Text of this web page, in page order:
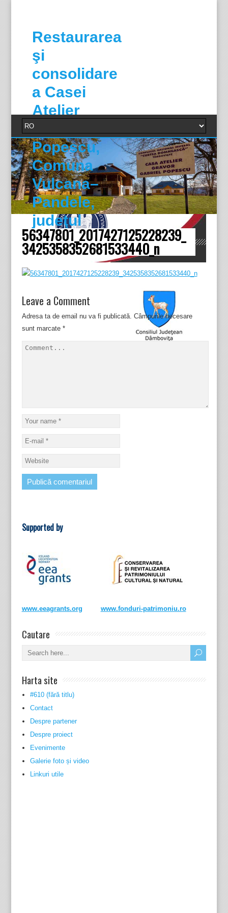
Restaurarea
şi
consolidare
a Casei
Atelier
Gabriel
Popescu,
Comuna
Vulcana–
Pandele,
judeţul
Dâmboviţa
56347801_2017427125228239_
3425358352681533440_n
Leave a Comment
Adresa ta de email nu va fi publicată. Câmpurile necesare
sunt marcate *
Supported by
www.eeagrants.org www.fonduri-patrimoniu.ro
Cautare
Harta site
#610 (fără titlu)
Contact
Despre partener
Despre proiect
Evenimente
Galerie foto și video
Linkuri utile